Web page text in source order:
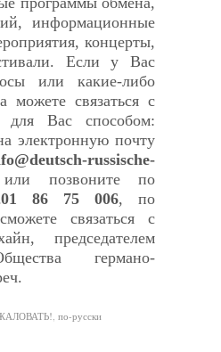
информационные
концерты,
Если у Вас
или какие-либо
можете связаться с
Вас способом:
электронную почту
russische-
позвоните по
86 75 006, по
связаться с
председателем
германо-
по-русски